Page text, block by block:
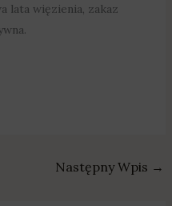
lata więzienia, zakaz
Następny Wpis →